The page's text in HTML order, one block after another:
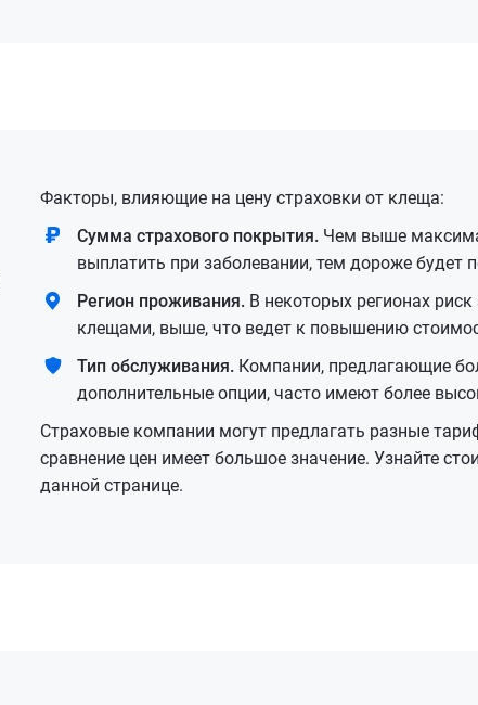
Факторы, влияющие на цену страховки от клеща:
Cумма страхового покрытия. Чем выше
выплатить при заболевании, тем дороже будет
Регион проживания. В некоторых регионах
клещами, выше, что ведет к повышению
Тип обслуживания. Компании, предлагающие
дополнительные опции, часто имеют более
Страховые компании могут предлагать разные
сравнение цен имеет большое значение. Узнайте
данной странице.